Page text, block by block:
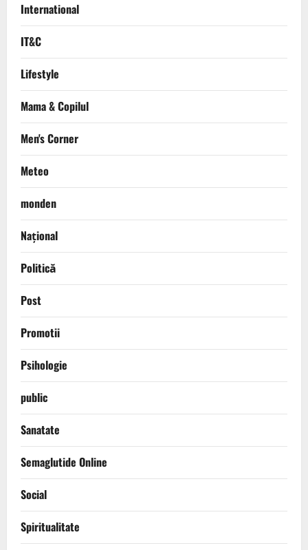
International
IT&C
Lifestyle
Mama & Copilul
Men's Corner
Meteo
monden
Național
Politică
Post
Promotii
Psihologie
public
Sanatate
Semaglutide Online
Social
Spiritualitate